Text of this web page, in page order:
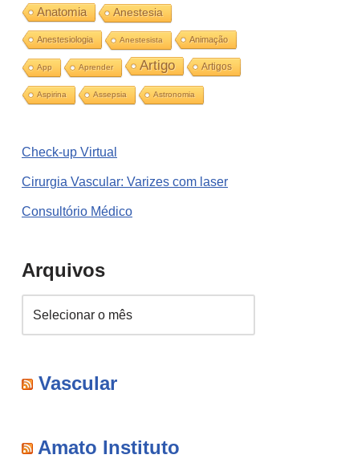
Anatomia Anestesia
Anestesiologia Anestesista Animação
App Aprender Artigo Artigos
Aspirina Assepsia Astronomia
Check-up Virtual
Cirurgia Vascular: Varizes com laser
Consultório Médico
Arquivos
Vascular
Amato Instituto